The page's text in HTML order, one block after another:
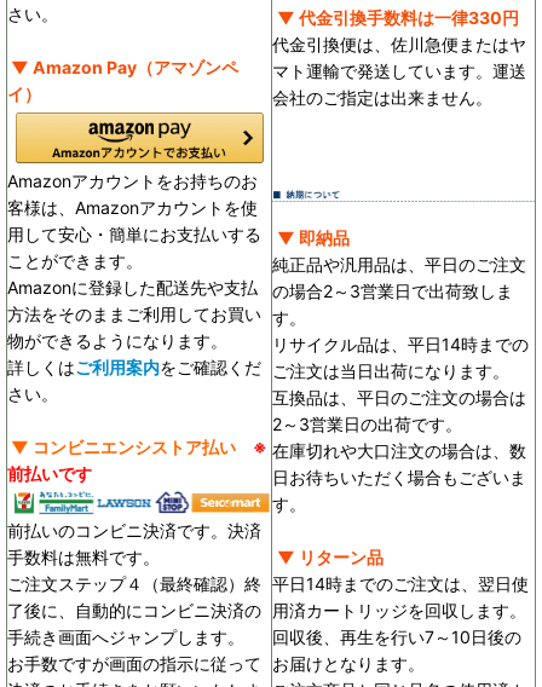
さい。
▼ Amazon Pay（アマゾンペ
イ）
Amazonアカウントをお持ちのお
客様は、Amazonアカウントを使
用して安心・簡単にお支払いする
ことができます。
Amazonに登録した配送先や支払
方法をそのままご利用してお買い
物ができるようになります。
詳しくはご利用案内をご確認くだ
さい。
▼ コンビニエンシストア払い ※
前払いです
前払いのコンビニ決済です。決済
手数料は無料です。
ご注文ステップ４（最終確認）終
了後に、自動的にコンビニ決済の
手続き画面へジャンプします。
お手数ですが画面の指示に従って
▼ 代金引換手数料は一律330円
代金引換便は、佐川急便またはヤ
マト運輸で発送しています。運送
会社のご指定は出来ません。
▼ 即納品
純正品や汎用品は、平日のご注文
の場合2～3営業日で出荷致しま
す。
リサイクル品は、平日14時までの
ご注文は当日出荷になります。
互換品は、平日のご注文の場合は
2～3営業日の出荷です。
在庫切れや大口注文の場合は、数
日お待ちいただく場合もございま
す。
▼ リターン品
平日14時までのご注文は、翌日使
用済カートリッジを回収します。
回収後、再生を行い7～10日後の
お届けとなります。